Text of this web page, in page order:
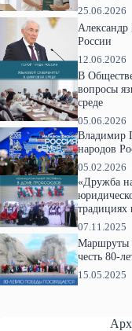
25.06.2026
Александр
России
12.06.2026
В
вопросы
среде
05.06.2026
Владимир
народов
05.02.2026
«Дружба
традициях
07.11.2025
Маршруты
честь 80-
15.05.2025